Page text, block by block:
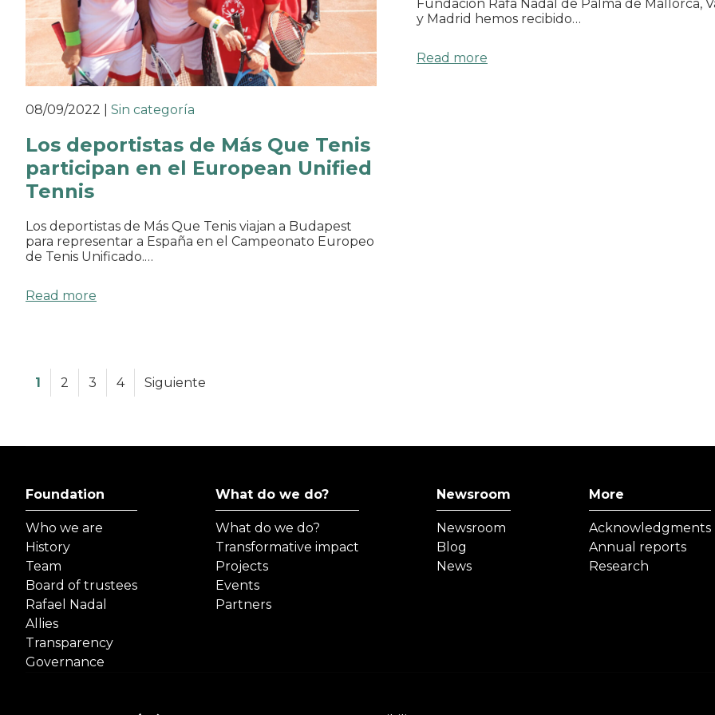
08/09/2022 Sin categoría
Los deportistas de Más Que Tenis
participan en el European Unified
Tennis
Los deportistas de Más Que Tenis viajan a Budapest
para representar a España en el Campeonato Europeo
de Tenis Unificado.…
Read more
Fundación Rafa Nadal de Palma de Mallorca,
y Madrid hemos recibido…
Read more
1 2 3 4 Siguiente
Foundation
Who we are
History
Team
Board of trustees
Rafael Nadal
Allies
Transparency
Governance
What do we do?
What do we do?
Transformative impact
Projects
Events
Partners
Newsroom
Newsroom
Blog
News
More
Acknowledgments
Annual reports
Research